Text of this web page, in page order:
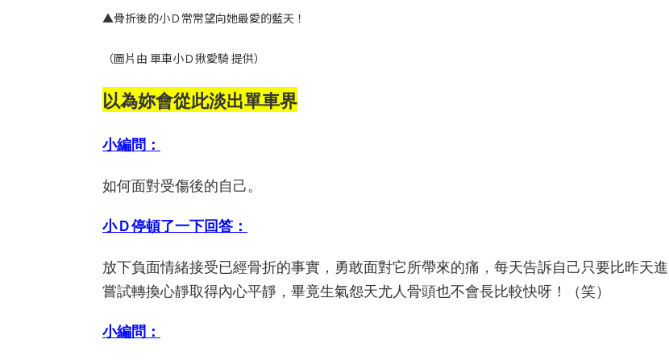
▲骨折後的小Ｄ常常望向她最愛的藍天！
（圖片由 單車小Ｄ揪愛騎 提供）
以為妳會從此淡出單車界
小編問：
如何面對受傷後的自己。
小Ｄ停頓了一下回答：
放下負面情緒接受已經骨折的事實，勇敢面對它所帶來的痛，每天告訴自己只要比昨天進
嘗試轉換心靜取得內心平靜，畢竟生氣怨天尤人骨頭也不會長比較快呀！（笑）
小編問：